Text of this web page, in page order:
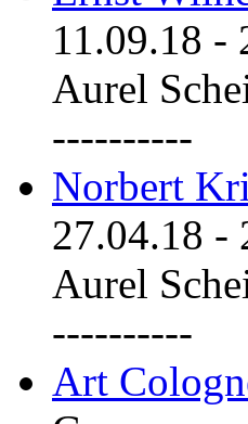
11.09.18 -
Aurel
----------
Norbert
27.04.18 -
Aurel
----------
Art